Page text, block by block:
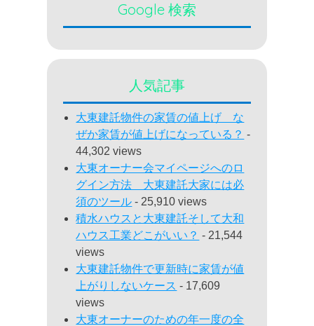
Google 検索
人気記事
大東建託物件の家賃の値上げ な
ぜか家賃が値上げになっている？ -
44,302 views
大東オーナー会マイページへのロ
グイン方法 大東建託大家には必
須のツール - 25,910 views
積水ハウスと大東建託そして大和
ハウス工業どこがいい？ - 21,544
views
大東建託物件で更新時に家賃が値
上がりしないケース - 17,609
views
大東オーナーのための年一度の全